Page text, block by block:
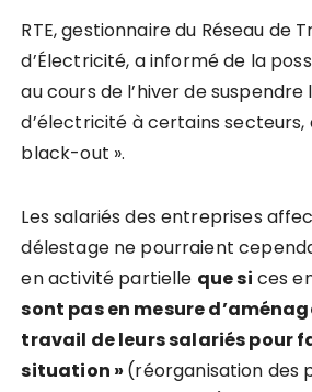
RTE, gestionnaire du Réseau de
d’Électricité, a informé de la
au cours de l’hiver de
d’électricité à certains secteurs,
black-out ».
Les salariés des entreprises
délestage ne pourraient
en activité partielle que si ces
sont pas en mesure d’am
travail de leurs salariés pour
situation » (réorganisation des